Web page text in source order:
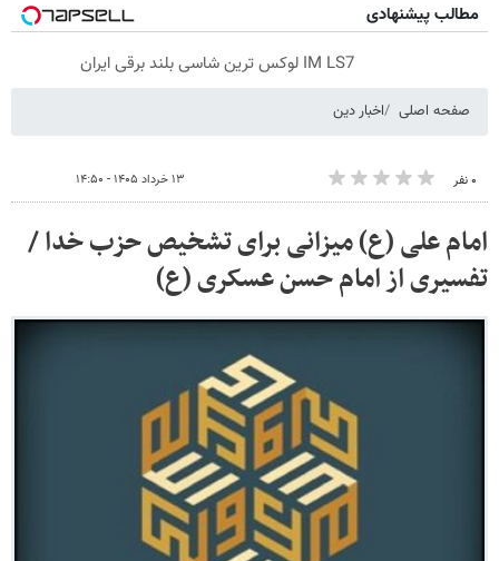
مطالب پیشنهادی
IM LS7 لوکس ترین شاسی بلند برقی ایران
صفحه اصلی اخبار دین
۰ نفر ۱۳ خرداد ۱۴۰۵ - ۱۴:۵۰
امام علی (ع) میزانی برای تشخیص حزب خدا /
تفسیری از امام حسن عسکری (ع)